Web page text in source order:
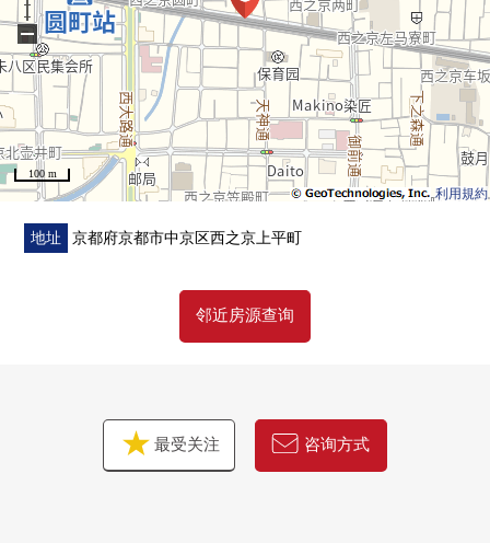
利用規約
100 m
−
地址 京都府京都市中京区西之京上平町
邻近房源查询
最受关注 咨询方式